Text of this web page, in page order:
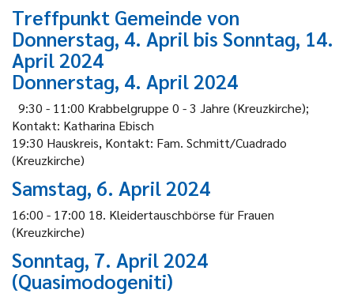
Treffpunkt Gemeinde von
Donnerstag, 4. April bis Sonntag, 14.
April 2024
Donnerstag, 4. April 2024
9:30 - 11:00 Krabbelgruppe 0 - 3 Jahre (Kreuzkirche);
Kontakt: Katharina Ebisch
19:30 Hauskreis, Kontakt: Fam. Schmitt/Cuadrado
(Kreuzkirche)
Samstag, 6. April 2024
16:00 - 17:00 18. Kleidertauschbörse für Frauen
(Kreuzkirche)
Sonntag, 7. April 2024
(Quasimodogeniti)